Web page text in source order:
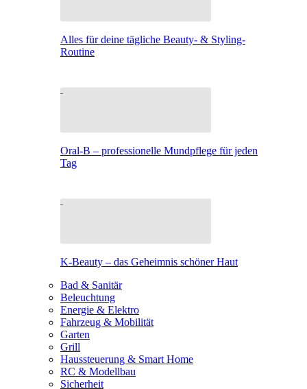
Alles für deine tägliche Beauty- & Styling-
Routine
Oral-B – professionelle Mundpflege für jeden
Tag
K-Beauty – das Geheimnis schöner Haut
Bad & Sanitär
Beleuchtung
Energie & Elektro
Fahrzeug & Mobilität
Garten
Grill
Haussteuerung & Smart Home
RC & Modellbau
Sicherheit